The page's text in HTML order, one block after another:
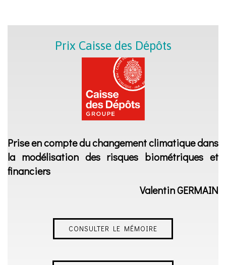
Prix Caisse des Dépôts
Prise en compte du changement climatique dans
la modélisation des risques biométriques et
financiers
Valentin GERMAIN
CONSULTER LE MÉMOIRE